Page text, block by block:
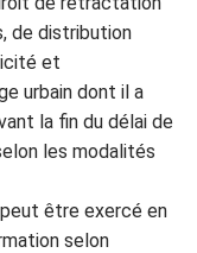
de distribution
et
urbain dont il a
la fin du délai de
les modalités
être exercé en
selon